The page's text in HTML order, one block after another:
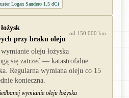
Logan Sandero 1.5 dCi
przy braku oleju
od 150 000 km
oleju łożyska
się zatrzeć — katastrofalne
Regularna wymiana oleju co 15
konieczna.
wymianie oleju łożyska